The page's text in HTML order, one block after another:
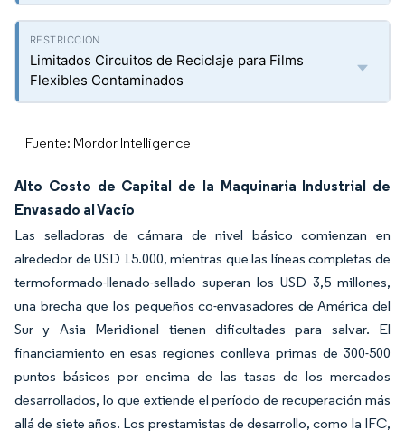
Limitados Circuitos de Reciclaje para Films
Flexibles Contaminados
Fuente: Mordor Intelligence
Alto Costo de Capital de la Maquinaria Industrial de
Envasado al Vacío
Las selladoras de cámara de nivel básico comienzan en
alrededor de USD 15.000, mientras que las líneas completas de
termoformado-llenado-sellado superan los USD 3,5 millones,
una brecha que los pequeños co-envasadores de América del
Sur y Asia Meridional tienen dificultades para salvar. El
financiamiento en esas regiones conlleva primas de 300-500
puntos básicos por encima de las tasas de los mercados
desarrollados, lo que extiende el período de recuperación más
allá de siete años. Los prestamistas de desarrollo, como la IFC,